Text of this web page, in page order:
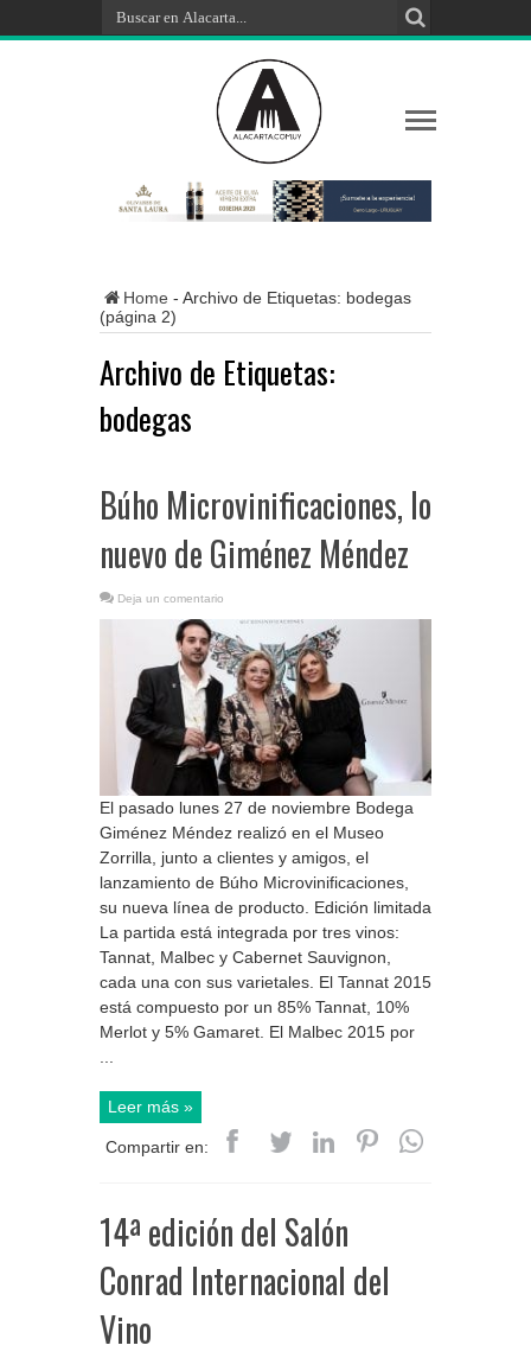
Home - Archivo de Etiquetas: bodegas
(página 2)
Archivo de Etiquetas:
bodegas
Búho Microvinificaciones, lo
nuevo de Giménez Méndez
Deja un comentario
El pasado lunes 27 de noviembre Bodega
Giménez Méndez realizó en el Museo
Zorrilla, junto a clientes y amigos, el
lanzamiento de Búho Microvinificaciones,
su nueva línea de producto. Edición limitada
La partida está integrada por tres vinos:
Tannat, Malbec y Cabernet Sauvignon,
cada una con sus varietales. El Tannat 2015
está compuesto por un 85% Tannat, 10%
Merlot y 5% Gamaret. El Malbec 2015 por
...
Leer más »
Compartir en:
14ª edición del Salón
Conrad Internacional del
Vino